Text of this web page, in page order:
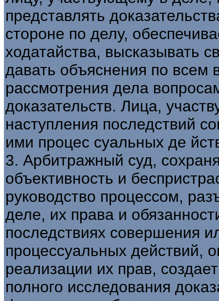
представлять
стороне по делу,
ходатайства, высказывать
давать объяснения по
рассмотрения дела
доказательств. Лица,
наступления последствий
ими процес суальных де
3. Арбитражный суд,
объективность и
руководство процессом,
деле, их права и
последствиях совершения
процессуальных действий,
реализации их прав,
полного исследования